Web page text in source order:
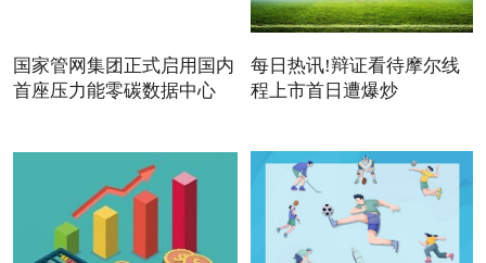
国家管网集团正式启用国内
首座压力能零碳数据中心
每日热讯!辩证看待摩尔线
程上市首日遭爆炒